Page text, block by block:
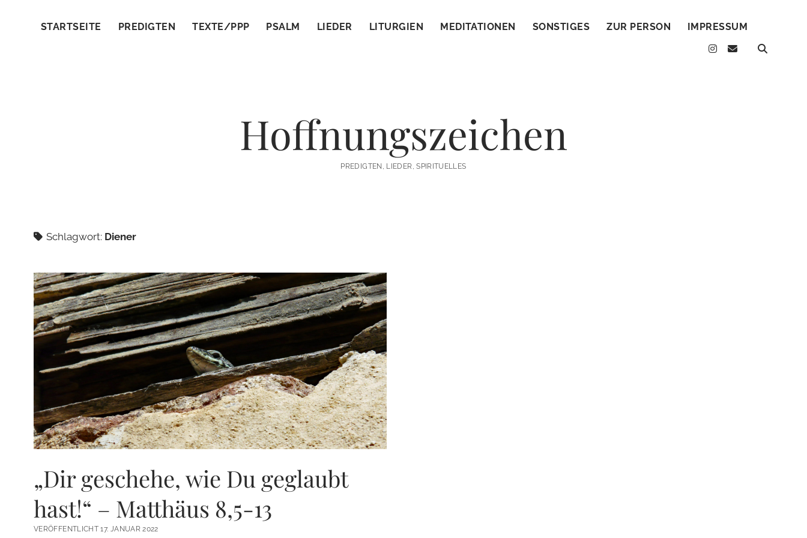
STARTSEITE PREDIGTEN TEXTE/PPP PSALM LIEDER LITURGIEN MEDITATIONEN SONSTIGES ZUR PERSON
IMPRESSUM
instagram
email
Hoffnungszeichen
PREDIGTEN, LIEDER, SPIRITUELLES
Schlagwort: Diener
„Dir geschehe, wie Du geglaubt
hast!“ – Matthäus 8,5-13
VERÖFFENTLICHT 17. JANUAR 2022